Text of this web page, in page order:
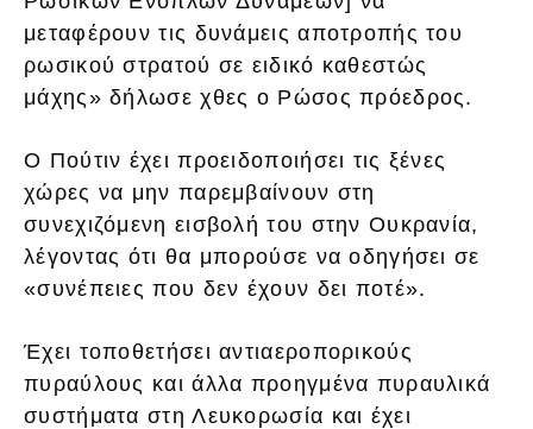
μεταφέρουν τις δυνάμεις αποτροπής του
ρωσικού στρατού σε ειδικό καθεστώς
μάχης» δήλωσε χθες ο Ρώσος πρόεδρος.
Ο Πούτιν έχει προειδοποιήσει τις ξένες
χώρες να μην παρεμβαίνουν στη
συνεχιζόμενη εισβολή του στην Ουκρανία,
λέγοντας ότι θα μπορούσε να οδηγήσει σε
«συνέπειες που δεν έχουν δει ποτέ».
Έχει τοποθετήσει αντιαεροπορικούς
πυραύλους και άλλα προηγμένα πυραυλικά
συστήματα στη Λευκορωσία και έχει